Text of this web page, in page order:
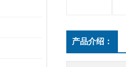
产品介绍：